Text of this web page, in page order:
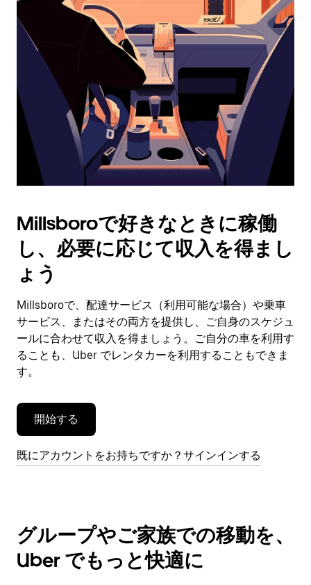
を
操
作
し、
を
選
択
す。
ン
で
カ
ン
ー
を
閉
じ
ま
す。
Millsboroで好きなときに稼働
し、必要に応じて収入を得まし
ょう
Millsboroで、配達サービス（利用可能な場合）や乗車
サービス、またはその両方を提供し、ご自身のスケジュ
ールに合わせて収入を得ましょう。ご自分の車を利用す
ることも、Uber でレンタカーを利用することもできま
す。
開始する
既にアカウントをお持ちですか？サインインする
グループやご家族での移動を、
Uber でもっと快適に